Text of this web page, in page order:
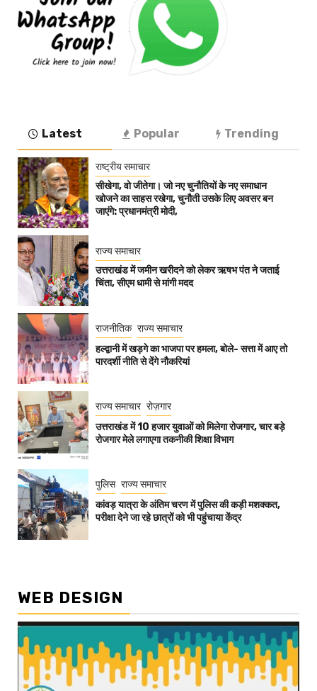
Latest Popular Trending
राष्ट्रीय समाचार
सीखेगा, वो जीतेगा। जो नए चुनौतियों के नए समाधान
खोजने का साहस रखेगा, चुनौती उसके लिए अवसर बन
जाएंगे: प्रधानमंत्री मोदी,
राज्य समाचार
उत्तराखंड में जमीन खरीदने को लेकर ऋषभ पंत ने जताई
चिंता, सीएम धामी से मांगी मदद
राजनीतिक राज्य समाचार
हल्द्वानी में खड़गे का भाजपा पर हमला, बोले- सत्ता में आए तो
पारदर्शी नीति से देंगे नौकरियां
राज्य समाचार रोज़गार
उत्तराखंड में 10 हजार युवाओं को मिलेगा रोजगार, चार बड़े
रोजगार मेले लगाएगा तकनीकी शिक्षा विभाग
पुलिस राज्य समाचार
कांवड़ यात्रा के अंतिम चरण में पुलिस की कड़ी मशक्कत,
परीक्षा देने जा रहे छात्रों को भी पहुंचाया केंद्र
WEB DESIGN